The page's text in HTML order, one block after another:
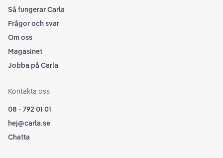
Så fungerar Carla
Frågor och svar
Om oss
Magasinet
Jobba på Carla
Kontakta oss
08 - 792 01 01
hej@carla.se
Chatta